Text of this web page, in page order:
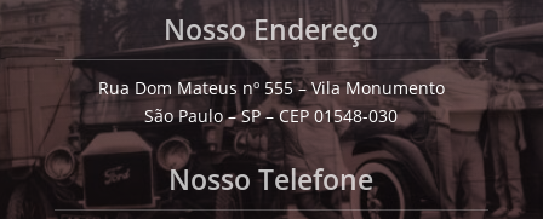
Nosso Endereço
Rua Dom Mateus nº 555 – Vila Monumento
São Paulo – SP – CEP 01548-030
Nosso Telefone